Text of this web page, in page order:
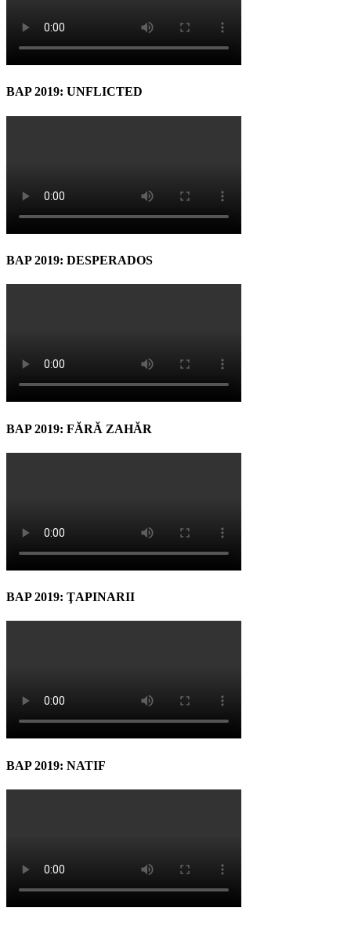
BAP 2019: UNFLICTED
BAP 2019: DESPERADOS
BAP 2019: FĂRĂ ZAHĂR
BAP 2019: ŢAPINARII
BAP 2019: NATIF